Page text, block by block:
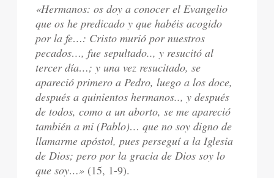
«Hermanos: os doy a conocer el Evangelio
que os he predicado y que habéis acogido
por la fe…: Cristo murió por nuestros
pecados…, fue sepultado.., y resucitó al
tercer día…; y una vez resucitado, se
apareció primero a Pedro, luego a los doce,
después a quinientos hermanos.., y después
de todos, como a un aborto, se me apareció
también a mi (Pablo)… que no soy digno de
llamarme apóstol, pues perseguí a la Iglesia
de Dios; pero por la gracia de Dios soy lo
que soy…» (15, 1-9).